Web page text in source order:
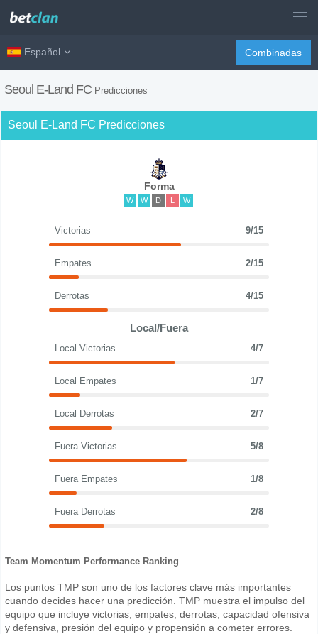
Español Combinadas
Seoul E-Land FC Predicciones
Seoul E-Land FC Predicciones
Forma
W W D L W
Victorias 9/15
Empates 2/15
Derrotas 4/15
Local/Fuera
Local Victorias 4/7
Local Empates 1/7
Local Derrotas 2/7
Fuera Victorias 5/8
Fuera Empates 1/8
Fuera Derrotas 2/8
Team Momentum Performance Ranking
Los puntos TMP son uno de los factores clave más importantes
cuando decides hacer una predicción. TMP muestra el impulso del
equipo que incluye victorias, empates, derrotas, capacidad ofensiva
y defensiva, presión del equipo y propensión a cometer errores.